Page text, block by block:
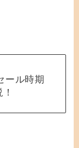
ール時期